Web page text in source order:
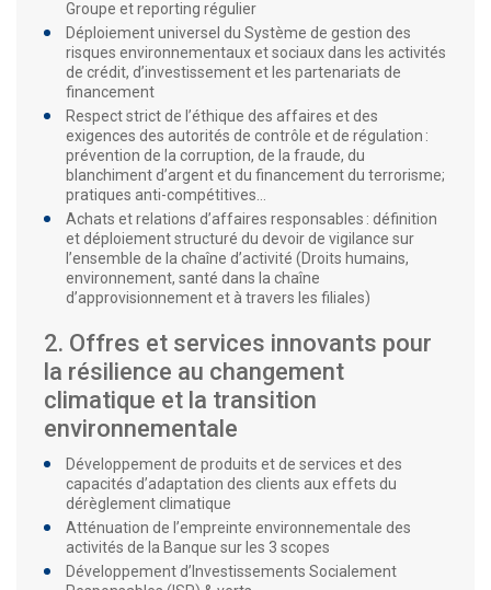
Groupe et reporting régulier
Déploiement universel du Système de gestion des
risques environnementaux et sociaux dans les activités
de crédit, d’investissement et les partenariats de
financement
Respect strict de l’éthique des affaires et des
exigences des autorités de contrôle et de régulation :
prévention de la corruption, de la fraude, du
blanchiment d’argent et du financement du terrorisme;
pratiques anti-compétitives…
Achats et relations d’affaires responsables : définition
et déploiement structuré du devoir de vigilance sur
l’ensemble de la chaîne d’activité (Droits humains,
environnement, santé dans la chaîne
d’approvisionnement et à travers les filiales)
2. Offres et services innovants pour
la résilience au changement
climatique et la transition
environnementale
Développement de produits et de services et des
capacités d’adaptation des clients aux effets du
dérèglement climatique
Atténuation de l’empreinte environnementale des
activités de la Banque sur les 3 scopes
Développement d’Investissements Socialement